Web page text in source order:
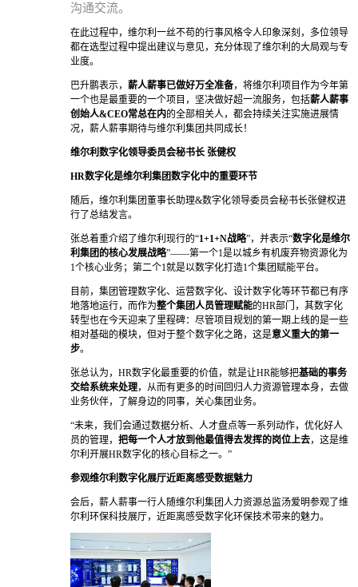
沟通交流。
在此过程中，维尔利一丝不苟的行事风格令人印象深刻，多位领导
都在选型过程中提出建议与意见，充分体现了维尔利的大局观与专
业度。
巴升鹏表示， 薪人薪事已做好万全准备，将维尔利项目作为今年第
一个也是最重要的一个项目，坚决做好超一流服务，包括薪人薪事
创始人&CEO常总在内的全部相关人，都会持续关注实施进展情
况，薪人薪事期待与维尔利集团共同成长！
维尔利数字化领导委员会秘书长 张健权
HR数字化是维尔利集团数字化中的重要环节
随后，维尔利集团董事长助理&数字化领导委员会秘书长张健权进
行了总结发言。
张总着重介绍了维尔利现行的“1+1+N战略”，并表示“数字化是维尔
利集团的核心发展战略”——第一个1是以城乡有机废弃物资源化为
1个核心业务；第二个1就是以数字化打造1个集团赋能平台。
目前，集团管理数字化、运营数字化、设计数字化等环节都已有序
地落地运行，而作为整个集团人员管理赋能的HR部门，其数字化
转型也在今天迎来了里程碑：尽管项目规划的第一期上线的是一些
相对基础的模块，但对于整个数字化之路，这是意义重大的第一
步。
张总认为，HR数字化最重要的价值，就是让HR能够把基础的事务
交给系统来处理，从而有更多的时间回归人力资源管理本身，去做
业务伙伴，了解身边的同事，关心集团业务。
“未来，我们会通过数据分析、人才盘点等一系列动作，优化好人
员的管理， 把每一个人才放到他最值得去发挥的岗位上去，这是维
尔利开展HR数字化的核心目标之一。”
参观维尔利数字化展厅近距离感受数据魅力
会后，薪人薪事一行人随维尔利集团人力资源总监汤爱明参观了维
尔利环保科技展厅，近距离感受数字化环保技术带来的魅力。